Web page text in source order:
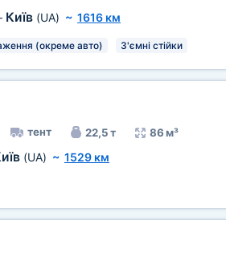
Київ (UA) ~ 1616 км
(окреме авто) З'ємні стійки
тент 22,5 т 86 м³
(UA) ~ 1529 км